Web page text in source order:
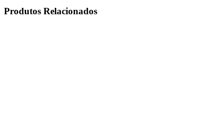
Produtos Relacionados